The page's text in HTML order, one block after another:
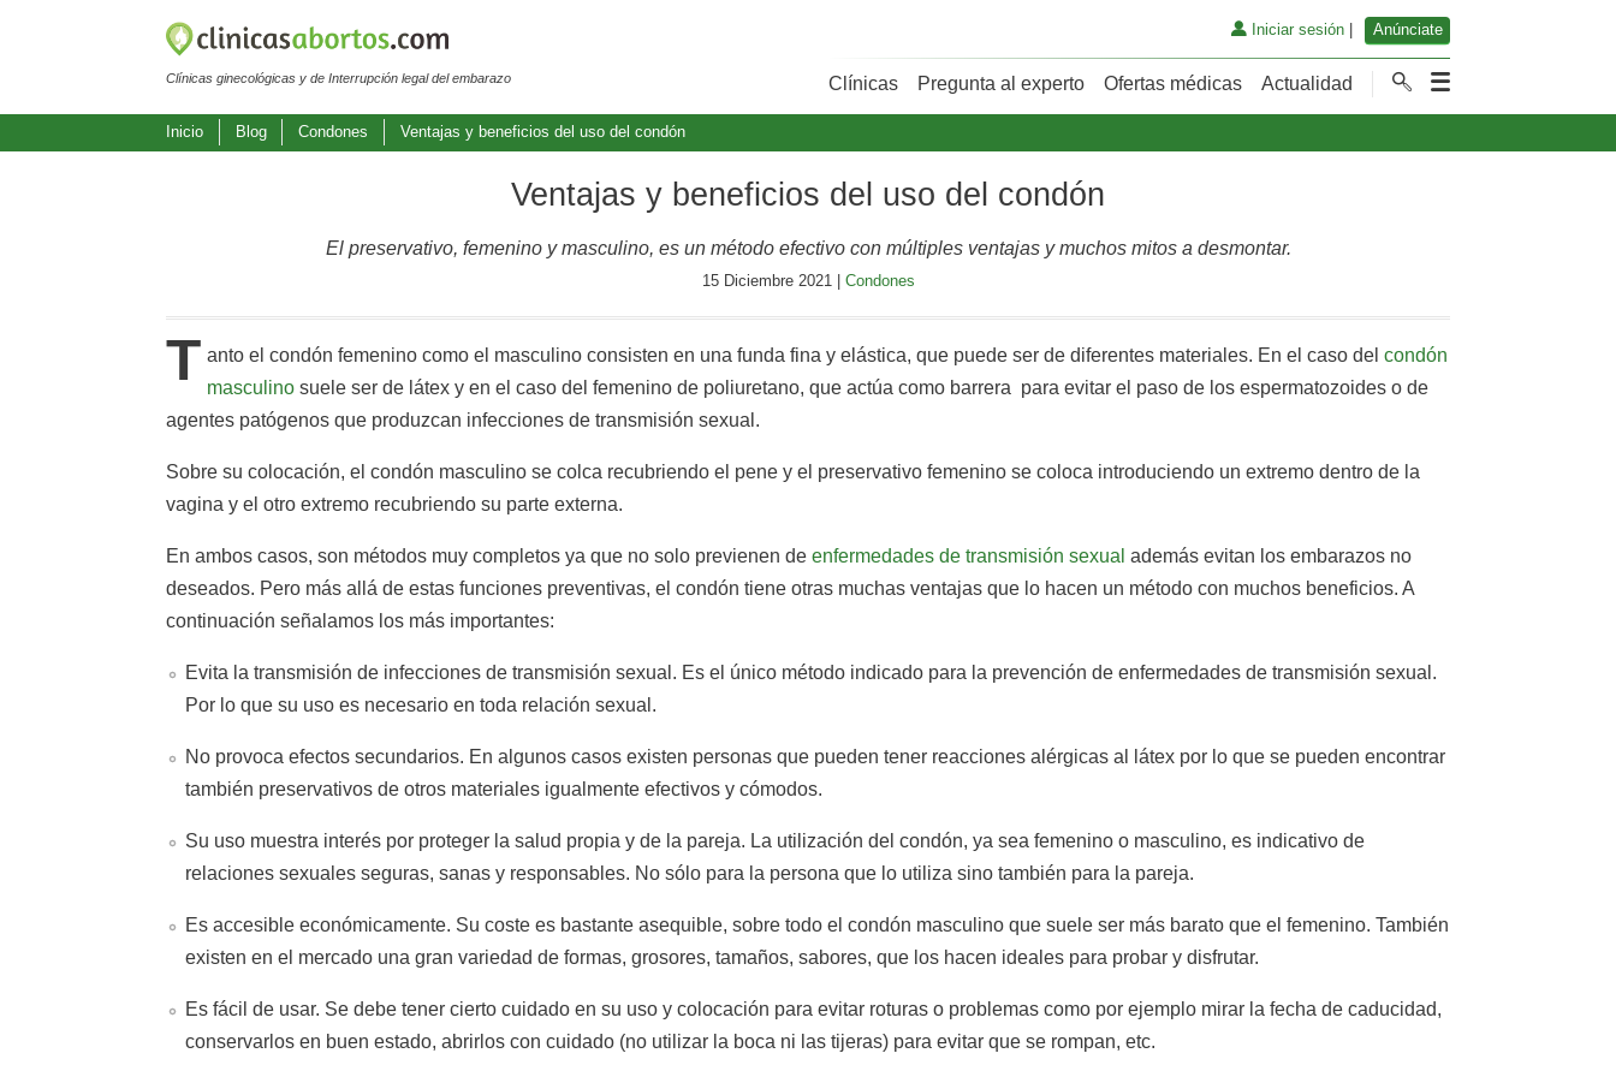
Clínicas ginecológicas y de Interrupción legal del embarazo
Iniciar sesión| Anúnciate
Clínicas Pregunta al experto Ofertas médicas Actualidad
Inicio Blog Condones Ventajas y beneficios del uso del condón
Ventajas y beneficios del uso del condón
El preservativo, femenino y masculino, es un método efectivo con múltiples ventajas y muchos mitos a desmontar.
15 Diciembre 2021 | Condones
T anto el condón femenino como el masculino consisten en una funda fina y elástica, que puede ser de diferentes materiales. En el caso del condón
masculinosuele ser de látex y en el caso del femenino de poliuretano, que actúa como barrera para evitar el paso de los espermatozoides o de
agentes patógenos que produzcan infecciones de transmisión sexual.
Sobre su colocación, el condón masculino se colca recubriendo el pene y el preservativo femenino se coloca introduciendo un extremo dentro de la
vagina y el otro extremo recubriendo su parte externa.
En ambos casos, son métodos muy completos ya que no solo previenen de enfermedades de transmisión sexual además evitan los embarazos no
deseados. Pero más allá de estas funciones preventivas, el condón tiene otras muchas ventajas que lo hacen un método con muchos beneficios. A
continuación señalamos los más importantes:
Evita la transmisión de infecciones de transmisión sexual. Es el único método indicado para la prevención de enfermedades de transmisión sexual.
Por lo que su uso es necesario en toda relación sexual.
No provoca efectos secundarios. En algunos casos existen personas que pueden tener reacciones alérgicas al látex por lo que se pueden encontrar
también preservativos de otros materiales igualmente efectivos y cómodos.
Su uso muestra interés por proteger la salud propia y de la pareja. La utilización del condón, ya sea femenino o masculino, es indicativo de
relaciones sexuales seguras, sanas y responsables. No sólo para la persona que lo utiliza sino también para la pareja.
Es accesible económicamente. Su coste es bastante asequible, sobre todo el condón masculino que suele ser más barato que el femenino. También
existen en el mercado una gran variedad de formas, grosores, tamaños, sabores, que los hacen ideales para probar y disfrutar.
Es fácil de usar. Se debe tener cierto cuidado en su uso y colocación para evitar roturas o problemas como por ejemplo mirar la fecha de caducidad,
conservarlos en buen estado, abrirlos con cuidado (no utilizar la boca ni las tijeras) para evitar que se rompan, etc.